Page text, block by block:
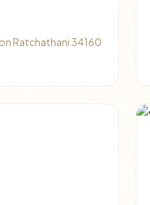
Ratchathani 34160